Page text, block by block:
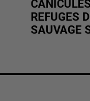
REFUGES
SAUVAGE